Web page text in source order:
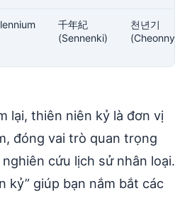
千年紀
(Sennenki)
천년기
lại, thiên niên kỷ là đơn vị
đóng vai trò quan trọng
cứu lịch sử nhân loại.
kỷ” giúp bạn nắm bắt các